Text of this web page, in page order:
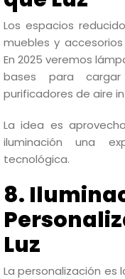
Los espacios
muebles y
En 2025 veremos
bases para
purificadores de aire
La idea es
iluminación una
tecnológica.
8.
Luz
La personalización es